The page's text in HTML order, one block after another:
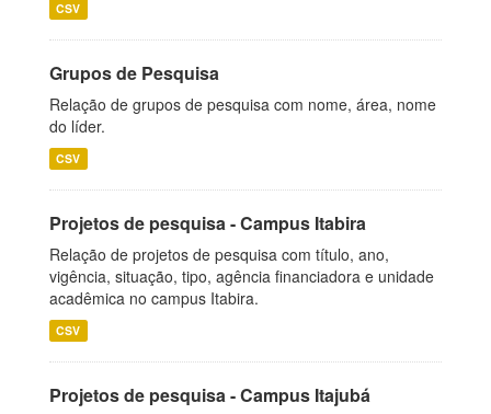
CSV
Grupos de Pesquisa
Relação de grupos de pesquisa com nome, área, nome
do líder.
CSV
Projetos de pesquisa - Campus Itabira
Relação de projetos de pesquisa com título, ano,
vigência, situação, tipo, agência financiadora e unidade
acadêmica no campus Itabira.
CSV
Projetos de pesquisa - Campus Itajubá